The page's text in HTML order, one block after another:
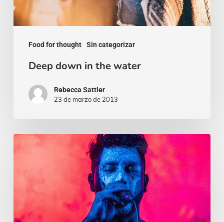
Food for thought Sin categorizar
Deep down in the water
Rebecca Sattler
23 de marzo de 2013